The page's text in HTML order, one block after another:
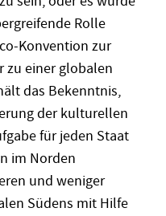
Rolle
Konvention zur
einer globalen
das Bekenntnis,
der kulturellen
für jeden Staat
im Norden
und weniger
Südens mit Hilfe